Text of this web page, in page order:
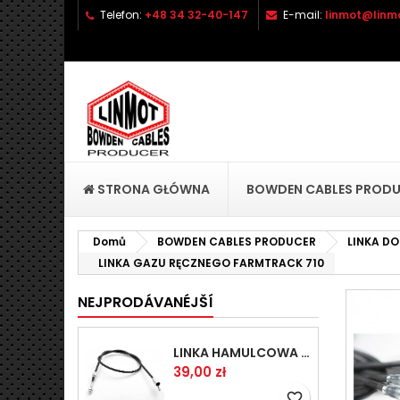
Telefon: +48 34 32-40-147 E-mail:
STRONA GŁÓWNA BOWDEN CABLES
Domů BOWDEN CABLES PRODUCER LINKA
LINKA GAZU RĘCZNEGO FARMTRACK 710
NEJPRODÁVANÉJŠÍ
LINKA HAMULCOWA PRZYCZEPY KNOTT 1440/1230 33921-1.14
Cena
39,00 zł